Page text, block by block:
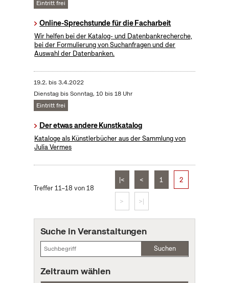
Eintritt frei
Online-Sprechstunde für die Facharbeit
Wir helfen bei der Katalog- und Datenbankrecherche,
bei der Formulierung von Suchanfragen und der
Auswahl der Datenbanken.
19.2. bis3.4.2022
Dienstag bis Sonntag, 10 bis 18 Uhr
Eintritt frei
Der etwas andere Kunstkatalog
Kataloge als Künstlerbücher aus der Sammlung von
Julia Vermes
Treffer 11–18 von 18
|< < 1 2
> >|
Suche in Veranstaltungen
Suchen
Zeitraum wählen